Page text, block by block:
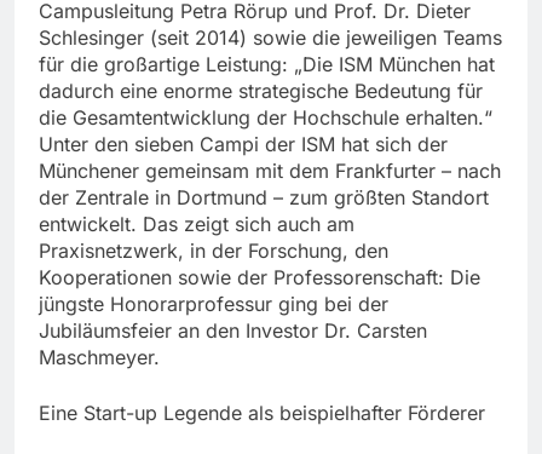
Campusleitung Petra Rörup und Prof. Dr. Dieter
Schlesinger (seit 2014) sowie die jeweiligen Teams
für die großartige Leistung: „Die ISM München hat
dadurch eine enorme strategische Bedeutung für
die Gesamtentwicklung der Hochschule erhalten.“
Unter den sieben Campi der ISM hat sich der
Münchener gemeinsam mit dem Frankfurter – nach
der Zentrale in Dortmund – zum größten Standort
entwickelt. Das zeigt sich auch am
Praxisnetzwerk, in der Forschung, den
Kooperationen sowie der Professorenschaft: Die
jüngste Honorarprofessur ging bei der
Jubiläumsfeier an den Investor Dr. Carsten
Maschmeyer.
Eine Start-up Legende als beispielhafter Förderer